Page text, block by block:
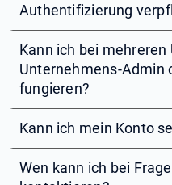
Authentifizierung
Kann ich bei
Unternehmens-Admin
fungieren?
Kann ich mein Konto
Wen kann ich bei